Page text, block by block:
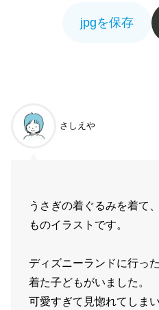
jpgを保存
さしえや
うさぎの着ぐるみを着て
ものイラストです。
ディズニーランドに行っ
着た子どもがいました。
可愛すぎて見惚れてしまい